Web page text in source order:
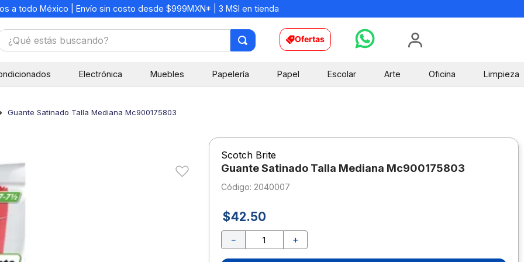
a todo México | Envío sin costo desde $999MXN* | 3 MSI en tienda
estás buscando? Ofertas
Electrónica Muebles Papelería Papel Escolar Arte Oficina Limpieza
Guante Satinado Talla Mediana Mc900175803
Scotch Brite
Guante Satinado Talla Mediana Mc900175803
: 2040007
$42.50
＋
－
5.
6.
7.